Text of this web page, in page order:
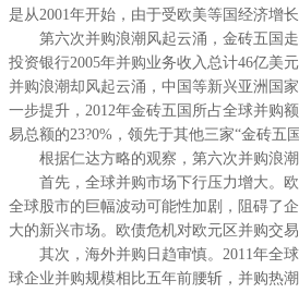
是从2001年开始，由于受欧美等国经济增
第六次并购浪潮风起云涌，金砖五国走
投资银行2005年并购业务收入总计46亿美
并购浪潮却风起云涌，中国等新兴亚洲国
一步提升，2012年金砖五国所占全球并购
易总额的23?0%，领先于其他三家“金砖五国
根据仁达方略的观察，第六次并购浪潮
首先，全球并购市场下行压力增大。欧
全球股市的巨幅波动可能性加剧，阻碍了
大的新兴市场。欧债危机对欧元区并购交
其次，海外并购日趋审慎。2011年全球
球企业并购规模相比五年前腰斩，并购热